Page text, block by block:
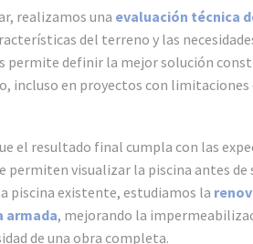
realizamos una evaluación técnica
del terreno y las
permite definir la mejor solución
incluso en proyectos con limitaciones
el resultado final cumpla con las
permiten visualizar la piscina antes de
piscina existente, estudiamos la
armada, mejorando la
de una obra completa.